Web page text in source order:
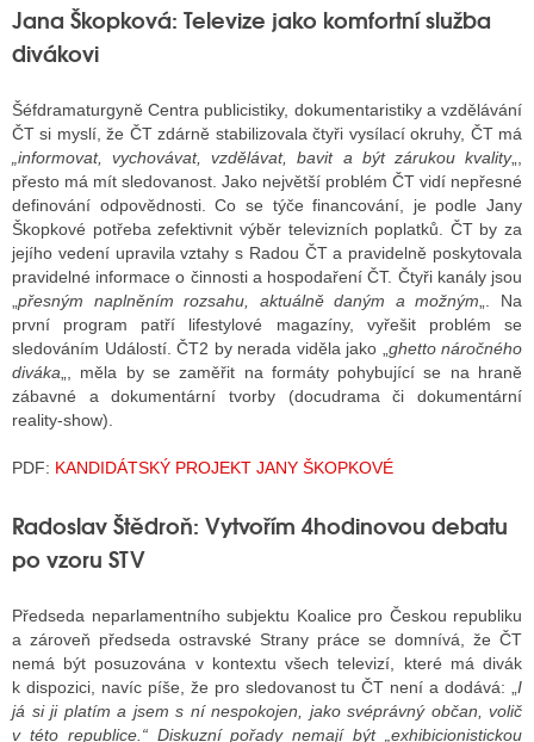
Jana Škopková: Televize jako komfortní služba
divákovi
Šéfdramaturgyně Centra publicistiky, dokumentaristiky a vzdělávání
ČT si myslí, že ČT zdárně stabilizovala čtyři vysílací okruhy, ČT má
„informovat, vychovávat, vzdělávat, bavit a být zárukou kvality„,
přesto má mít sledovanost. Jako největší problém ČT vidí nepřesné
definování odpovědnosti. Co se týče financování, je podle Jany
Škopkové potřeba zefektivnit výběr televizních poplatků. ČT by za
jejího vedení upravila vztahy s Radou ČT a pravidelně poskytovala
pravidelné informace o činnosti a hospodaření ČT. Čtyři kanály jsou
přesným naplněním rozsahu, aktuálně daným a možným „. Na
první program patří lifestylové magazíny, vyřešit problém se
sledováním Událostí. ČT2 by nerada viděla jako „ ghetto náročného
diváka „, měla by se zaměřit na formáty pohybující se na hraně
zábavné a dokumentární tvorby (docudrama či dokumentární
reality-show).
PDF: KANDIDÁTSKÝ PROJEKT JANY ŠKOPKOVÉ
Radoslav Štědroň: Vytvořím 4hodinovou debatu
po vzoru STV
Předseda neparlamentního subjektu Koalice pro Českou republiku
a zároveň předseda ostravské Strany práce se domnívá, že ČT
nemá být posuzována v kontextu všech televizí, které má divák
k dispozici, navíc píše, že pro sledovanost tu ČT není a dodává: „ I
já si ji platím a jsem s ní nespokojen, jako svéprávný občan, volič
v této republice.“ Diskuzní pořady nemají být „exhibicionistickou